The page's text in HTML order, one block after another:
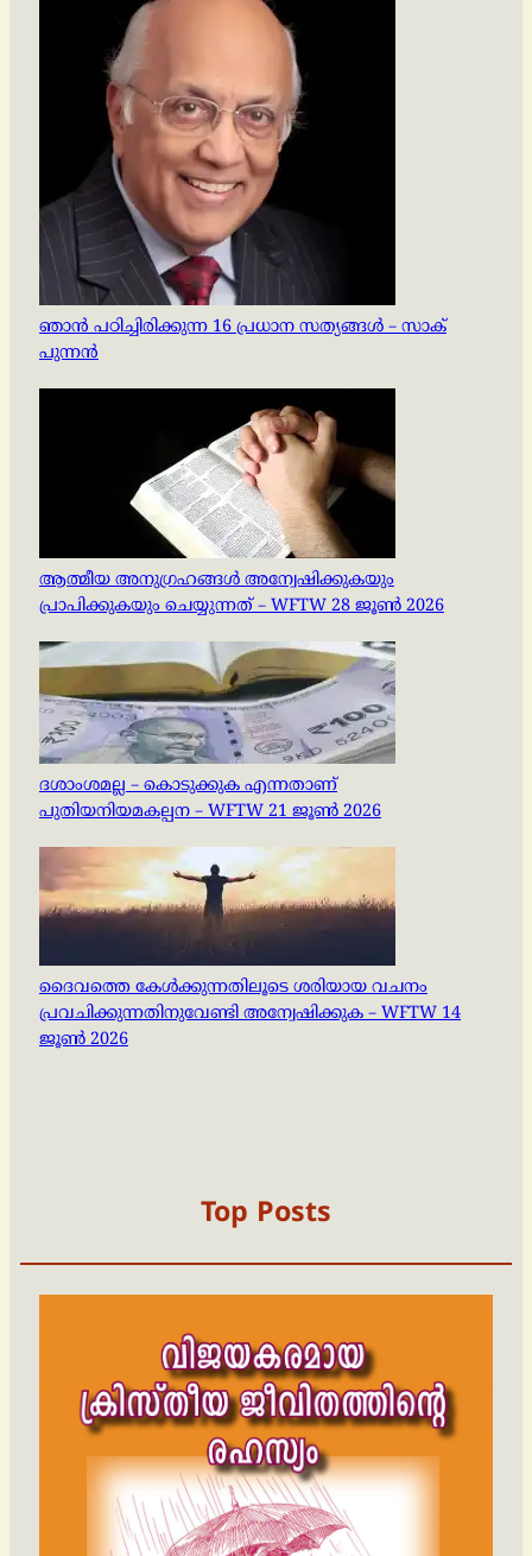
ഞാൻ പഠിച്ചിരിക്കുന്ന 16 പ്രധാന സത്യങ്ങൾ – സാക്
പുന്നൻ
ആത്മീയ അനുഗ്രഹങ്ങൾ അന്വേഷിക്കുകയും
പ്രാപിക്കുകയും ചെയ്യുന്നത് – WFTW 28 ജൂൺ 2026
ദശാംശമല്ല – കൊടുക്കുക എന്നതാണ്
പുതിയനിയമകല്പന – WFTW 21 ജൂൺ 2026
ദൈവത്തെ കേൾക്കുന്നതിലൂടെ ശരിയായ വചനം
പ്രവചിക്കുന്നതിനുവേണ്ടി അന്വേഷിക്കുക – WFTW 14
ജൂൺ 2026
Top Posts